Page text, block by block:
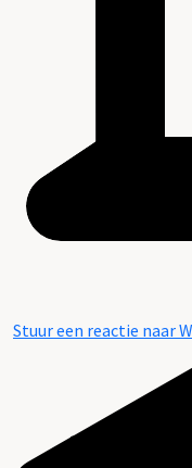
Stuur een reactie naar